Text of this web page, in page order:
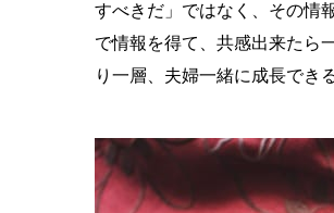
すべきだ」ではなく、その情
で情報を得て、共感出来たら
り一層、夫婦一緒に成長でき